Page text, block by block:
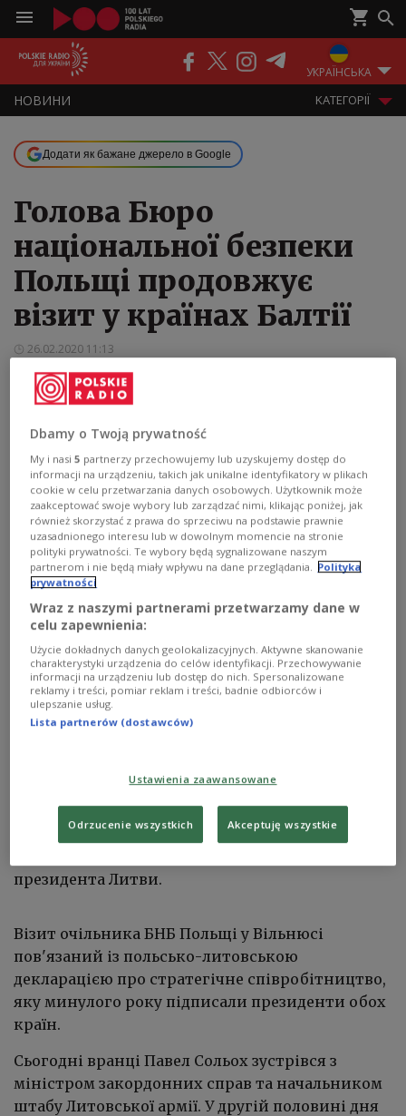
УКРАЇНСЬКА
НOВИНИ KАТЕГОРІЇ
ПОДКАСТИ ЕФІР
Додати як бажане джерело в Google
Голова Бюро
національної безпеки
Польщі продовжує
візит у країнах Балтії
26.02.2020 11:13
нашого регіону
Голова Бюро національної безпеки Польщі Павел Сольох
питання навчань «Defender Europe 2020», які у
квітні відбудуться на східному фланзі НАТО,
зокрема у Польщі, Литві та Латвії. У вівторок
президента Литви.
Візит очільника БНБ Польщі у Вільнюсі
пов'язаний із польсько-литовською
декларацією про стратегічне співробітництво,
яку минулого року підписали президенти обох
країн.
Сьогодні вранці Павел Сольох зустрівся з
міністром закордонних справ та начальником
штабу Литовської армії. У другій половині дня
Dbamy o Twoją prywatność
My i nasi5 partnerzy przechowujemy lub uzyskujemy dostęp do
informacji na urządzeniu, takich jak unikalne identyfikatory w plikach
cookie w celu przetwarzania danych osobowych. Użytkownik może
zaakceptować swoje wybory lub zarządzać nimi, klikając poniżej, jak
również skorzystać z prawa do sprzeciwu na podstawie prawnie
uzasadnionego interesu lub w dowolnym momencie na stronie
polityki prywatności. Te wybory będą sygnalizowane naszym
partnerom i nie będą miały wpływu na dane przeglądania.
Polityka
prywatności
Wraz z naszymi partnerami przetwarzamy dane w
celu zapewnienia:
Użycie dokładnych danych geolokalizacyjnych. Aktywne skanowanie
charakterystyki urządzenia do celów identyfikacji. Przechowywanie
informacji na urządzeniu lub dostęp do nich. Spersonalizowane
reklamy i treści, pomiar reklam i treści, badnie odbiorców i
ulepszanie usług.
Lista partnerów (dostawców)
Ustawienia zaawansowane
Odrzucenie wszystkich Akceptuję wszystkie